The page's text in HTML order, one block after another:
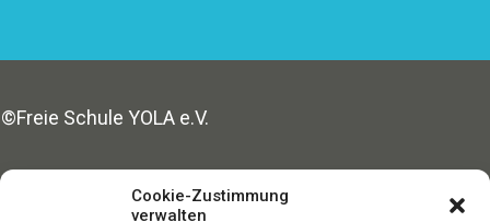
Cookie-Zustimmung
verwalten
©Freie Schule YOLA e.V.
Made with ♥ in Hamburg